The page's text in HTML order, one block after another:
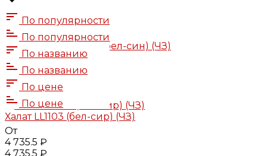
По популярности
По популярности
По названию
По названию
По цене
По цене
Халат "НЭВИ" LL1113 (бел-син) (ЧЗ)
От
4 901.5 ₽
4 901.5 ₽
Подробнее
Халат LL1103 (бел-сир) (ЧЗ)
От
4 735.5 ₽
4 735.5 ₽